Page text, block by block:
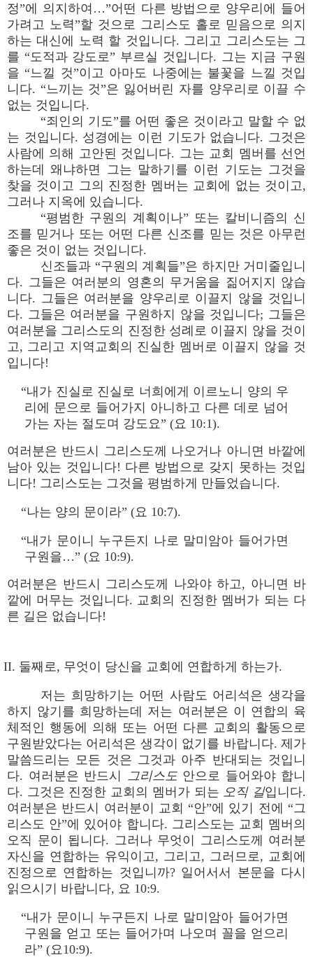
정”에 의지하여…”어떤 다른 방법으로 양우리에 들어
가려고 노력”할 것으로 그리스도 홀로 믿음으로 의지
하는 대신에 노력 할 것입니다. 그리고 그리스도는 그
를 “도적과 강도로” 부르실 것입니다. 그는 지금 구원
을 “느낄 것”이고 아마도 나중에는 불꽃을 느낄 것입
니다. “느끼는 것”은 잃어버린 자를 양우리로 이끌 수
없는 것입니다.
“죄인의 기도”를 어떤 좋은 것이라고 말할 수 없
는 것입니다. 성경에는 이런 기도가 없습니다. 그것은
사람에 의해 고안된 것입니다. 그는 교회 멤버를 선언
하는데 왜냐하면 그는 말하기를 이런 기도는 그것을
찾을 것이고 그의 진정한 멤버는 교회에 없는 것이고,
그러나 지옥에 있습니다.
“평범한 구원의 계획이나” 또는 칼비니즘의 신
조를 믿거나 또는 어떤 다른 신조를 믿는 것은 아무런
좋은 것이 없는 것입니다.
신조들과 “구원의 계획들”은 하지만 거미줄입니
다. 그들은 여러분의 영혼의 무거움을 짊어지지 않습
니다. 그들은 여러분을 양우리로 이끌지 않을 것입니
다. 그들은 여러분을 구원하지 않을 것입니다; 그들은
여러분을 그리스도의 진정한 성례로 이끌지 않을 것이
고, 그리고 지역교회의 진실한 멤버로 이끌지 않을 것
입니다!
“내가 진실로 진실로 너희에게 이르노니 양의 우
리에 문으로 들어가지 아니하고 다른 데로 넘어
가는 자는 절도며 강도요” (요 10:1).
여러분은 반드시 그리스도께 나오거나 아니면 바깥에
남아 있는 것입니다! 다른 방법으로 갖지 못하는 것입
니다! 그리스도는 그것을 평범하게 만들었습니다.
“나는 양의 문이라” (요 10:7).
“내가 문이니 누구든지 나로 말미암아 들어가면
구원을…” (요 10:9).
여러분은 반드시 그리스도께 나와야 하고, 아니면 바
깥에 머무는 것입니다. 교회의 진정한 멤버가 되는 다
른 길은 없습니다!
II. 둘째로, 무엇이 당신을 교회에 연합하게 하는가.
저는 희망하기는 어떤 사람도 어리석은 생각을
하지 않기를 희망하는데 저는 여러분은 이 연합의 육
체적인 행동에 의해 또는 어떤 다른 교회의 활동으로
구원받았다는 어리석은 생각이 없기를 바랍니다. 제가
말씀드리는 모든 것은 그것과 아주 반대되는 것입니
다. 여러분은 반드시 그리스도안으로 들어와야 합니
다. 그것은 진정한 교회의 멤버가 되는 오직 길입니다.
여러분은 반드시 여러분이 교회 “안”에 있기 전에 “그
리스도 안”에 있어야 합니다. 그리스도는 교회 멤버의
오직 문이 됩니다. 그러나 무엇이 그리스도께 여러분
자신을 연합하는 유익이고, 그리고, 그러므로, 교회에
진정으로 연합하는 것입니까? 일어서서 본문을 다시
읽으시기 바랍니다, 요 10:9.
“내가 문이니 누구든지 나로 말미암아 들어가면
구원을 얻고 또는 들어가며 나오며 꼴을 얻으리
라” (요10:9).